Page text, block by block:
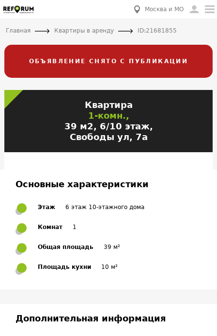
Москва и МО
Главная Квартиры в аренду ID:21681855
ОБЪЯВЛЕНИЕ СНЯТО С ПУБЛИКАЦИИ
Квартира
1-комн.,
39 м2, 6/10 этаж,
Свободы ул, 7а
Основные характеристики
Этаж 6 этаж 10-этажного дома
Комнат 1
Общая площадь 39 м²
Площадь кухни 10 м²
Дополнительная информация